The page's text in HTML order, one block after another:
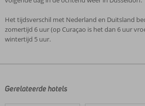
Het tijdsverschil met Nederland en Duitsland
zomertijd 6 uur (op Curaçao is het dan 6 uur
wintertijd 5 uur.
door
Gerelateerde hotels